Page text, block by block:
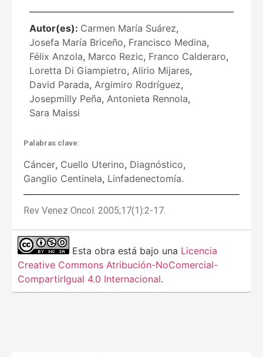
Autor(es): Carmen María Suárez,
Josefa María Briceño, Francisco Medina,
Félix Anzola, Marco Rezic, Franco Calderaro,
Loretta Di Giampietro, Alirio Mijares,
David Parada, Argimiro Rodríguez,
Josepmilly Peña, Antonieta Rennola,
Sara Maissi
Palabras clave:
Cáncer, Cuello Uterino, Diagnóstico,
Ganglio Centinela, Linfadenectomía.
Rev Venez Oncol. 2005;17(1):2-17.
Esta obra está bajo una Licencia
Creative Commons Atribución-NoComercial-
CompartirIgual 4.0 Internacional.